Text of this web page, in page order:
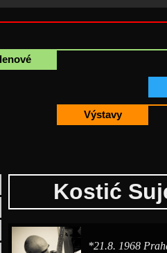
Výstavy
Kostić
*21.8. 1968